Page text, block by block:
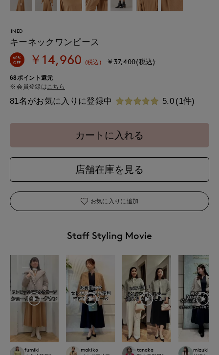
INED
キーネックワンピース
60%
OFF
￥14,960 (税込) ￥37,400(税込)
68ポイント還元
会員登録はこちら
81名がお気に入りに登録中 5.0 (1件)
カートに入れる
店舗在庫を見る
お気に入りに追加
Staff Styling Movie
fumiki
makiko
tanaka
mizuki